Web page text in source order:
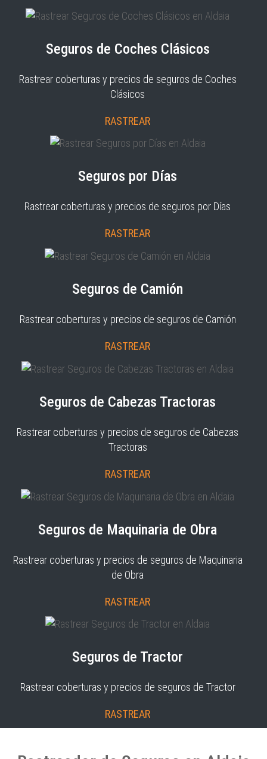
Seguros de Coches Clásicos
Rastrear coberturas y precios de seguros de Coches
Clásicos
RASTREAR
Seguros por Días
Rastrear coberturas y precios de seguros por Días
RASTREAR
Seguros de Camión
Rastrear coberturas y precios de seguros de Camión
RASTREAR
Seguros de Cabezas Tractoras
Rastrear coberturas y precios de seguros de Cabezas
Tractoras
RASTREAR
Seguros de Maquinaria de Obra
Rastrear coberturas y precios de seguros de Maquinaria
de Obra
RASTREAR
Seguros de Tractor
Rastrear coberturas y precios de seguros de Tractor
RASTREAR